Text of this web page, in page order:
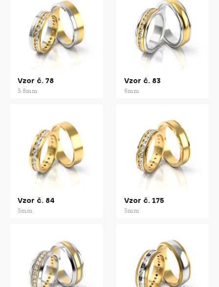
Vzor č. 78
5.8mm
Vzor č. 83
6mm
Vzor č. 84
5mm
Vzor č. 175
5mm